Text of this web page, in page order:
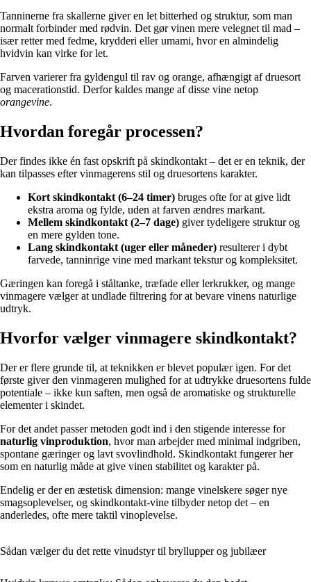
Tanninerne fra skallerne giver en let bitterhed og struktur, som man
normalt forbinder med rødvin. Det gør vinen mere velegnet til mad –
især retter med fedme, krydderi eller umami, hvor en almindelig
hvidvin kan virke for let.
Farven varierer fra gyldengul til rav og orange, afhængigt af druesort
og macerationstid. Derfor kaldes mange af disse vine netop
orangevine.
Hvordan foregår processen?
Der findes ikke én fast opskrift på skindkontakt – det er en teknik, der
kan tilpasses efter vinmagerens stil og druesortens karakter.
Kort skindkontakt (6–24 timer) bruges ofte for at give lidt
ekstra aroma og fylde, uden at farven ændres markant.
Mellem skindkontakt (2–7 dage) giver tydeligere struktur og
en mere gylden tone.
Lang skindkontakt (uger eller måneder) resulterer i dybt
farvede, tanninrige vine med markant tekstur og kompleksitet.
Gæringen kan foregå i ståltanke, træfade eller lerkrukker, og mange
vinmagere vælger at undlade filtrering for at bevare vinens naturlige
udtryk.
Hvorfor vælger vinmagere skindkontakt?
Der er flere grunde til, at teknikken er blevet populær igen. For det
første giver den vinmageren mulighed for at udtrykke druesortens fulde
potentiale – ikke kun saften, men også de aromatiske og strukturelle
elementer i skindet.
For det andet passer metoden godt ind i den stigende interesse for
naturlig vinproduktion, hvor man arbejder med minimal indgriben,
spontane gæringer og lavt svovlindhold. Skindkontakt fungerer her
som en naturlig måde at give vinen stabilitet og karakter på.
Endelig er der en æstetisk dimension: mange vinelskere søger nye
smagsoplevelser, og skindkontakt-vine tilbyder netop det – en
anderledes, ofte mere taktil vinoplevelse.
Sådan vælger du det rette vinudstyr til bryllupper og jubilæer